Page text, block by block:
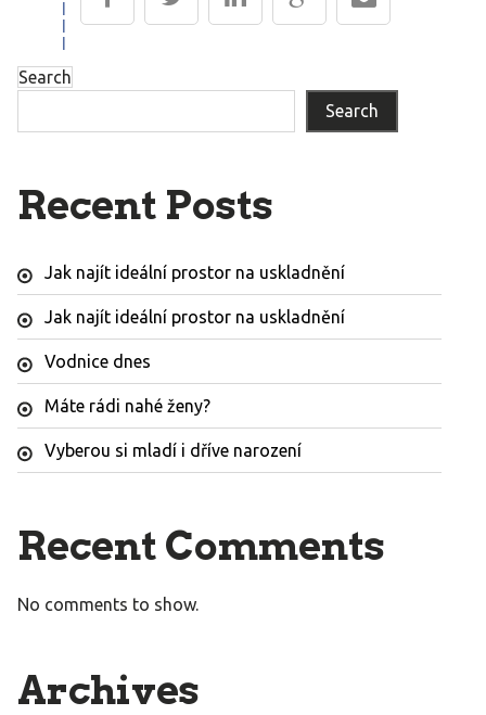
Search
Search
Recent Posts
Jak najít ideální prostor na uskladnění
Jak najít ideální prostor na uskladnění
Vodnice dnes
Máte rádi nahé ženy?
Vyberou si mladí i dříve narození
Recent Comments
No comments to show.
Archives